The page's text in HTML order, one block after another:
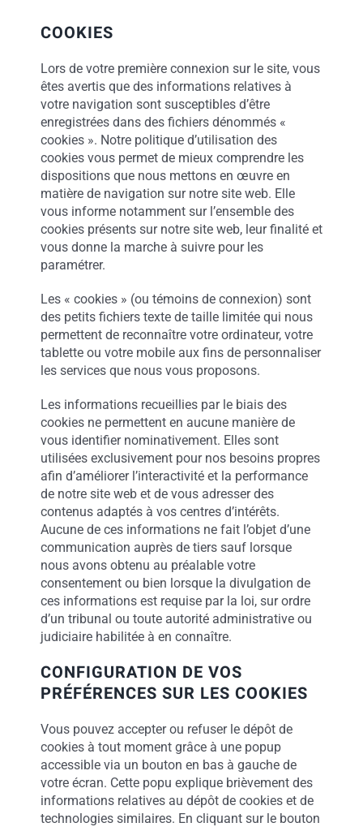
COOKIES
Lors de votre première connexion sur le site, vous
êtes avertis que des informations relatives à
votre navigation sont susceptibles d’être
enregistrées dans des fichiers dénommés «
cookies ». Notre politique d’utilisation des
cookies vous permet de mieux comprendre les
dispositions que nous mettons en œuvre en
matière de navigation sur notre site web. Elle
vous informe notamment sur l’ensemble des
cookies présents sur notre site web, leur finalité et
vous donne la marche à suivre pour les
paramétrer.
Les « cookies » (ou témoins de connexion) sont
des petits fichiers texte de taille limitée qui nous
permettent de reconnaître votre ordinateur, votre
tablette ou votre mobile aux fins de personnaliser
les services que nous vous proposons.
Les informations recueillies par le biais des
cookies ne permettent en aucune manière de
vous identifier nominativement. Elles sont
utilisées exclusivement pour nos besoins propres
afin d’améliorer l’interactivité et la performance
de notre site web et de vous adresser des
contenus adaptés à vos centres d’intérêts.
Aucune de ces informations ne fait l’objet d’une
communication auprès de tiers sauf lorsque
nous avons obtenu au préalable votre
consentement ou bien lorsque la divulgation de
ces informations est requise par la loi, sur ordre
d’un tribunal ou toute autorité administrative ou
judiciaire habilitée à en connaître.
CONFIGURATION DE VOS
PRÉFÉRENCES SUR LES COOKIES
Vous pouvez accepter ou refuser le dépôt de
cookies à tout moment grâce à une popup
accessible via un bouton en bas à gauche de
votre écran. Cette popu explique brièvement des
informations relatives au dépôt de cookies et de
technologies similaires. En cliquant sur le bouton